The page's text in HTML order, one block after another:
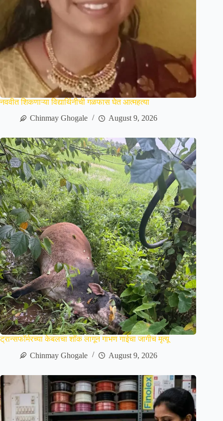
नववीत शिकणाऱ्या विद्यार्थिनीची गळफास घेत आत्महत्या
Chinmay Ghogale
August 9, 2026
ट्रान्सफॉर्मरच्या केबलचा शॉक लागून गाभण गाईचा जागीच मृत्यू
Chinmay Ghogale
August 9, 2026